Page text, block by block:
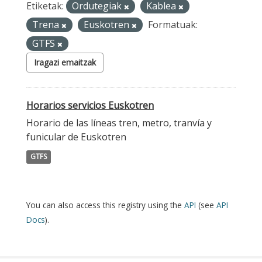
Etiketak: Ordutegiak
Kablea
Trena
Euskotren
Formatuak:
GTFS
Iragazi emaitzak
Horarios servicios Euskotren
Horario de las líneas tren, metro, tranvía y
funicular de Euskotren
GTFS
You can also access this registry using the API (see API
Docs).